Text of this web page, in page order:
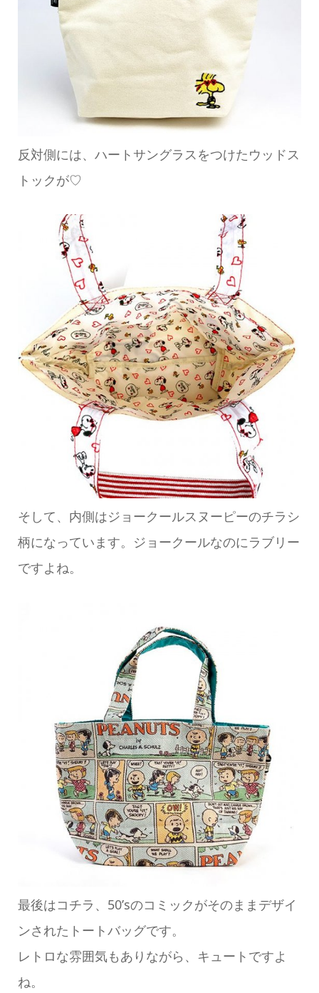
反対側には、ハートサングラスをつけたウッドス
トックが♡
そして、内側はジョークールスヌーピーのチラシ
柄になっています。ジョークールなのにラブリー
ですよね。
最後はコチラ、50’sのコミックがそのままデザイ
ンされたトートバッグです。
レトロな雰囲気もありながら、キュートですよ
ね。